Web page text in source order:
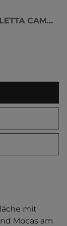
SANDSLETTA CAMPING
mit
Mocas am